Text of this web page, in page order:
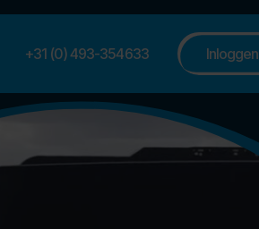
+31 (0) 493-354633 Inloggen